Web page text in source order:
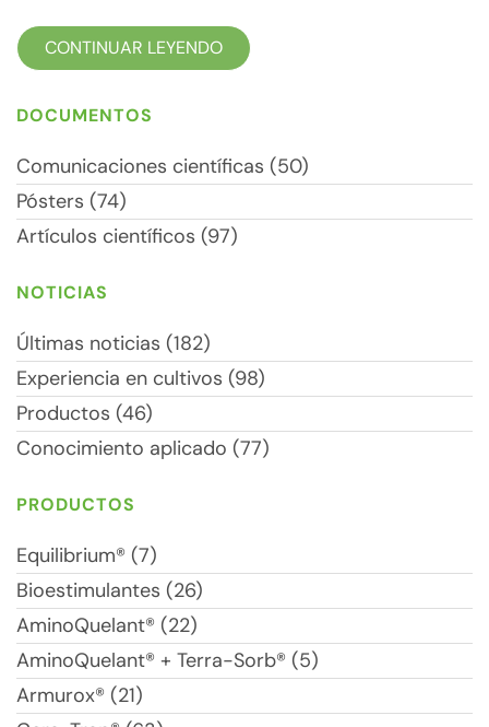
CONTINUAR LEYENDO
DOCUMENTOS
Comunicaciones científicas (50)
Pósters (74)
Artículos científicos (97)
NOTICIAS
Últimas noticias (182)
Experiencia en cultivos (98)
Productos (46)
Conocimiento aplicado (77)
PRODUCTOS
Equilibrium® (7)
Bioestimulantes (26)
AminoQuelant® (22)
AminoQuelant® + Terra-Sorb® (5)
Armurox® (21)